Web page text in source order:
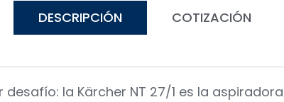
DESCRIPCIÓN COTIZACIÓN
la Kärcher NT 27/1 es la